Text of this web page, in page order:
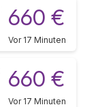
660 €
Vor 17 Minuten
660 €
Vor 17 Minuten